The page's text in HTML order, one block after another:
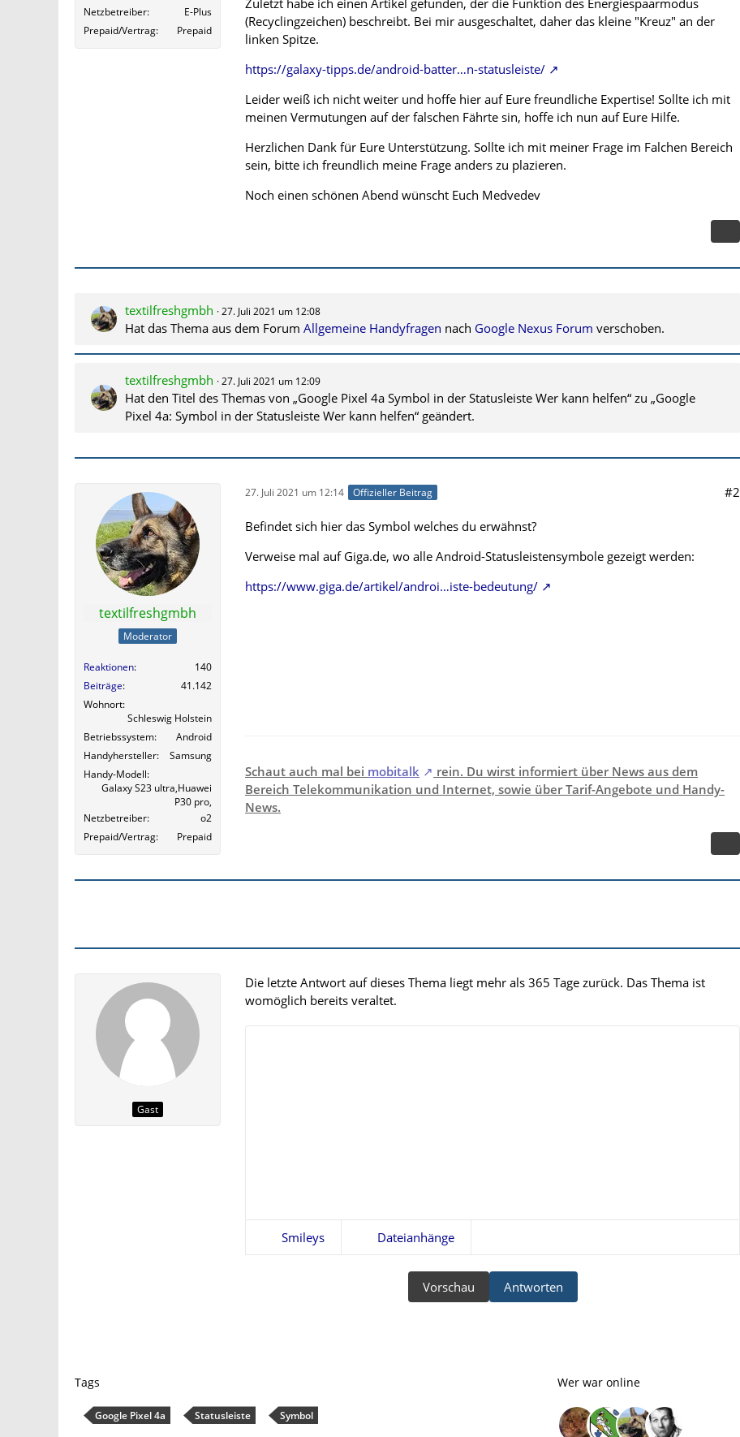
Netzbetreiber
E-Plus
Prepaid/Vertrag
Prepaid
Zuletzt habe ich einen Artikel gefunden, der die Funktion des Energiespaarmodus
(Recyclingzeichen) beschreibt. Bei mir ausgeschaltet, daher das kleine "Kreuz" an der
linken Spitze.
https://galaxy-tipps.de/android-batter…n-statusleiste/
Leider weiß ich nicht weiter und hoffe hier auf Eure freundliche Expertise! Sollte ich mit
meinen Vermutungen auf der falschen Fährte sin, hoffe ich nun auf Eure Hilfe.
Herzlichen Dank für Eure Unterstützung. Sollte ich mit meiner Frage im Falchen Bereich
sein, bitte ich freundlich meine Frage anders zu plazieren.
Noch einen schönen Abend wünscht Euch Medvedev
textilfreshgmbh 27. Juli 2021 um 12:08
Hat das Thema aus dem Forum Allgemeine Handyfragen nach Google Nexus Forum verschoben.
textilfreshgmbh 27. Juli 2021 um 12:09
Hat den Titel des Themas von „Google Pixel 4a Symbol in der Statusleiste Wer kann helfen“ zu „Google
Pixel 4a: Symbol in der Statusleiste Wer kann helfen“ geändert.
textilfreshgmbh
Moderator
Reaktionen
140
Beiträge
41.142
Wohnort
Schleswig Holstein
Betriebssystem
Android
Handyhersteller
Samsung
Handy-Modell
Galaxy S23 ultra,Huawei
P30 pro,
Netzbetreiber
o2
Prepaid/Vertrag
Prepaid
27. Juli 2021 um 12:14 Offizieller Beitrag #2
Befindet sich hier das Symbol welches du erwähnst?
Verweise mal auf Giga.de, wo alle Android-Statusleistensymbole gezeigt werden:
https://www.giga.de/artikel/androi…iste-bedeutung/
Schaut auch mal bei mobitalk
rein. Du wirst informiert über News aus dem
Bereich Telekommunikation und Internet, sowie über Tarif-Angebote und Handy-
News.
Gast
Die letzte Antwort auf dieses Thema liegt mehr als 365 Tage zurück. Das Thema ist
womöglich bereits veraltet.
Smileys Dateianhänge
Antworten
Vorschau
Tags
Google Pixel 4a Statusleiste Symbol
Wer war online